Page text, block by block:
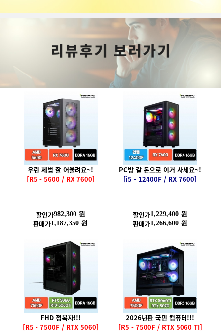
우린 제법 잘 어울려요~!
[R5 - 5600 / RX 7600]
할인가982,300 원
판매가1,187,350 원
PC방 갈 돈으로 이거 사세요~!
[i5 - 12400F / RX 7600]
할인가1,229,400 원
판매가1,266,600 원
FHD 정복자!!!
[R5 - 7500F / RTX 5060]
2026년판 국민 컴퓨터!!!
[R5 - 7500F / RTX 5060 TI]